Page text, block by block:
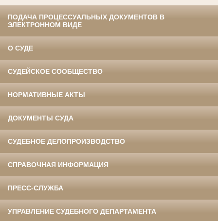
ПОДАЧА ПРОЦЕССУАЛЬНЫХ ДОКУМЕНТОВ В
ЭЛЕКТРОННОМ ВИДЕ
О СУДЕ
СУДЕЙСКОЕ СООБЩЕСТВО
НОРМАТИВНЫЕ АКТЫ
ДОКУМЕНТЫ СУДА
СУДЕБНОЕ ДЕЛОПРОИЗВОДСТВО
СПРАВОЧНАЯ ИНФОРМАЦИЯ
ПРЕСС-СЛУЖБА
УПРАВЛЕНИЕ СУДЕБНОГО ДЕПАРТАМЕНТА